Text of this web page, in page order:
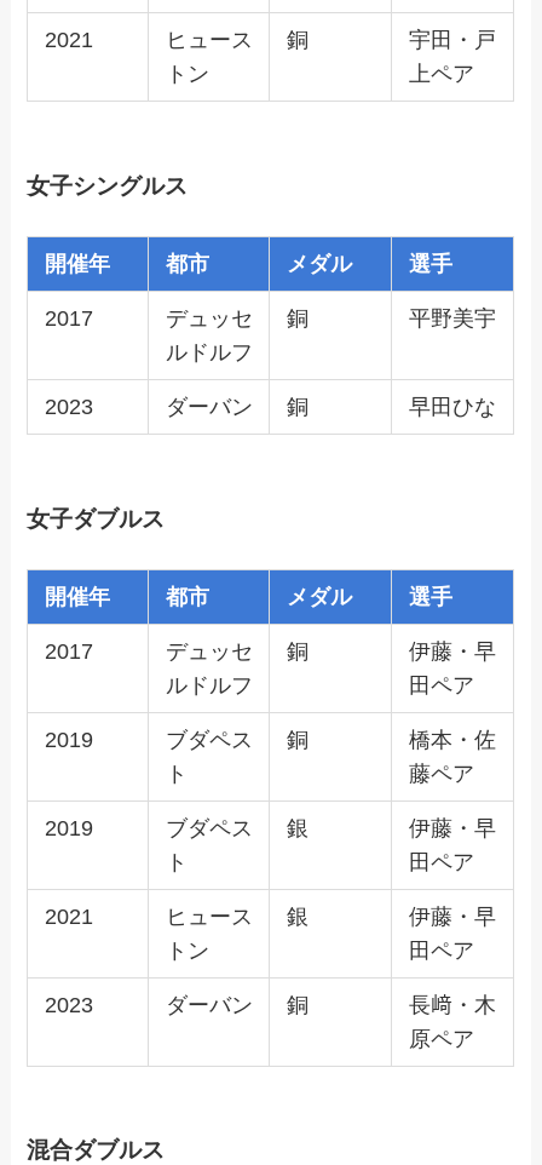
2021
ヒュース
トン
銅
宇田・戸
上ペア
女子シングルス
開催年 都市 メダル 選手
2017
デュッセ
ルドルフ
銅 平野美宇
2023 ダーバン 銅 早田ひな
女子ダブルス
開催年 都市 メダル 選手
2017
デュッセ
ルドルフ
銅
伊藤・早
田ペア
2019
ブダペス
ト
銅
橋本・佐
藤ペア
2019
ブダペス
ト
銀
伊藤・早
田ペア
2021
ヒュース
トン
銀
伊藤・早
田ペア
2023 ダーバン 銅
長﨑・木
原ペア
混合ダブルス